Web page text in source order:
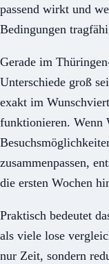
passend wirkt und
Bedingungen
Gerade im
Unterschiede groß
exakt im
funktionieren. Wenn
zusammenpassen,
die ersten Wochen
Praktisch bedeutet
als viele lose
nur Zeit, sondern